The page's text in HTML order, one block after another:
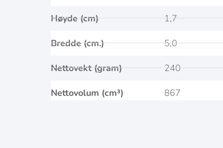
Høyde (cm)
Bredde (cm.)
Nettovekt (gram)
Nettovolum (cm³)
1,7
5,0
240
867